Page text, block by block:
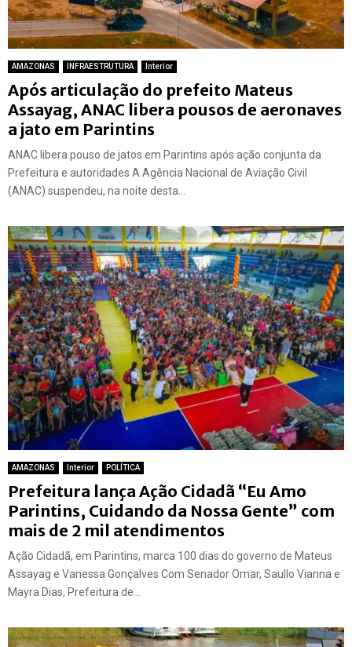
AMAZONAS INFRAESTRUTURA Interior
Após articulação do prefeito Mateus
Assayag, ANAC libera pousos de aeronaves
a jato em Parintins
ANAC libera pouso de jatos em Parintins após ação conjunta da
Prefeitura e autoridades A Agência Nacional de Aviação Civil
(ANAC) suspendeu, na noite desta...
AMAZONAS Interior POLÍTICA
Prefeitura lança Ação Cidadã “Eu Amo
Parintins, Cuidando da Nossa Gente” com
mais de 2 mil atendimentos
Ação Cidadã, em Parintins, marca 100 dias do governo de Mateus
Assayag e Vanessa Gonçalves Com Senador Omar, Saullo Vianna e
Mayra Dias, Prefeitura de...